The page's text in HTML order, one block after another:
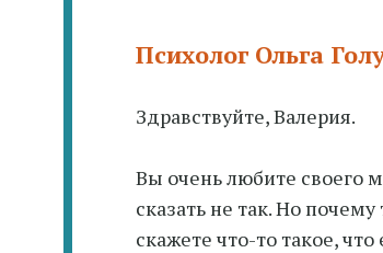
Психолог Ольга
Здравствуйте, Валерия.
Вы очень любите своего
сказать не так. Но
скажете что-то такое,